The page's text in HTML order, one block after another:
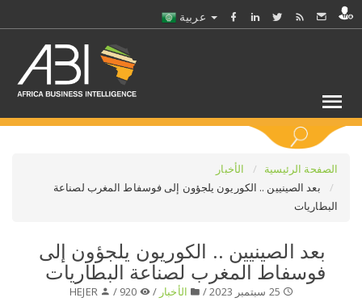
حدد ملفا
الصفحة الرئيسية
الأخبار
بعد الصينيين .. الكوريون يلجؤون إلى فوسفاط المغرب لصناعة
البطاريات
بعد الصينيين .. الكوريون يلجؤون إلى
فوسفاط المغرب لصناعة البطاريات
الأخبار /
HEJER